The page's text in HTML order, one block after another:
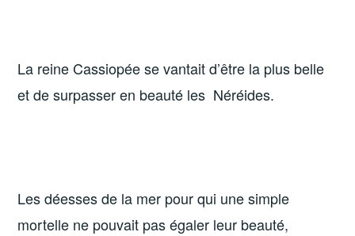
La reine Cassiopée se vantait d’être la plus belle
et de surpasser en beauté les Néréides.
Les déesses de la mer pour qui une simple
mortelle ne pouvait pas égaler leur beauté,